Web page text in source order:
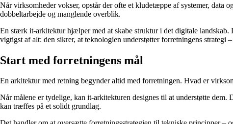
Når virksomheder vokser, opstår der ofte et kludetæppe af systemer, data
dobbeltarbejde og manglende overblik.
En stærk it-arkitektur hjælper med at skabe struktur i det digitale landskab.
vigtigst af alt: den sikrer, at teknologien understøtter forretningens strategi
Start med forretningens mål
En arkitektur med retning begynder altid med forretningen. Hvad er
Når målene er tydelige, kan it-arkitekturen designes til at understøtte
kan træffes på et solidt grundlag.